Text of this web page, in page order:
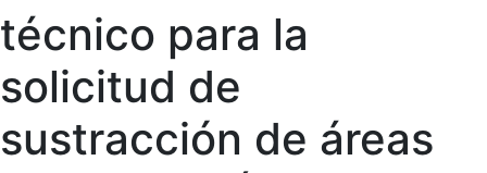
técnico para la
solicitud de
sustracción de áreas